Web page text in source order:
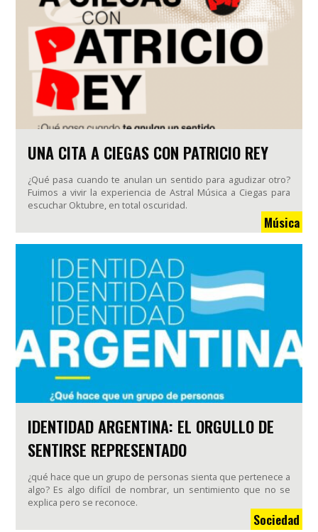
UNA CITA A CIEGAS CON PATRICIO REY
¿Qué pasa cuando te anulan un sentido para agudizar otro?
Fuimos a vivir la experiencia de Astral Música a Ciegas para
escuchar Oktubre, en total oscuridad.
Música
IDENTIDAD ARGENTINA: EL ORGULLO DE
SENTIRSE REPRESENTADO
¿qué hace que un grupo de personas sienta que pertenece a
algo? Es algo difícil de nombrar, un sentimiento que no se
explica pero se reconoce.
Sociedad